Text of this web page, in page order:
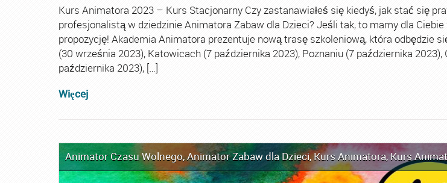
Kurs Animatora 2023 – Kurs Stacjonarny Czy zastanawiałeś się kiedyś, jak stać się
profesjonalistą w dziedzinie Animatora Zabaw dla Dzieci? Jeśli tak, to mamy dla
propozycję! Akademia Animatora prezentuje nową trasę szkoleniową, która odbędzie
(30 września 2023), Katowicach (7 października 2023), Poznaniu (7 października 2023),
października 2023), […]
Więcej
Animator Czasu Wolnego,Animator Zabaw dla Dzieci,Kurs Animatora,Kurs